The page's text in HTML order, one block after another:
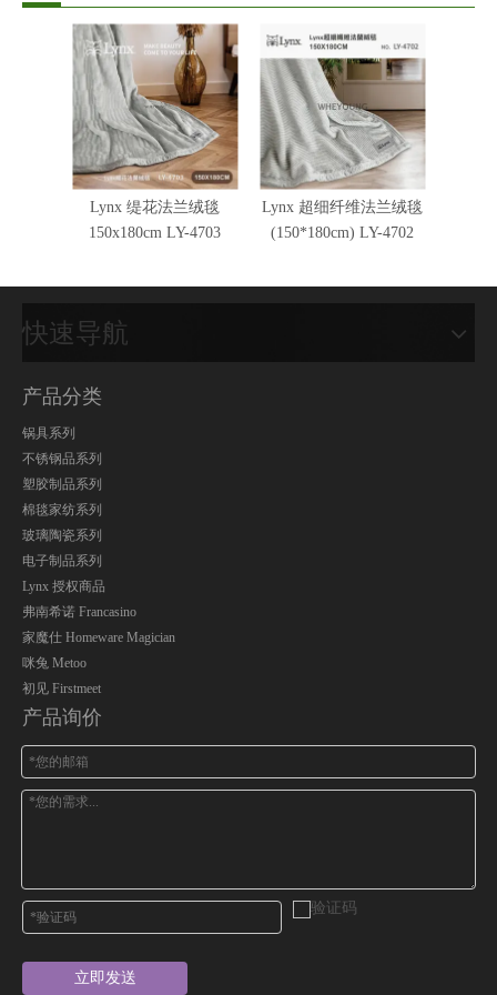
Lynx 缇花法兰绒毯
150x180cm LY-4703
Lynx 超细纤维法兰绒毯
(150*180cm) LY-4702
快速导航
产品分类
锅具系列
不锈钢品系列
塑胶制品系列
棉毯家纺系列
玻璃陶瓷系列
电子制品系列
Lynx 授权商品
弗南希诺 Francasino
家魔仕 Homeware Magician
咪兔 Metoo
初见 Firstmeet
产品询价
立即发送